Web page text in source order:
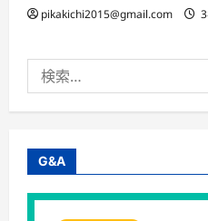
pikakichi2015@gmail.com
索:
G&A